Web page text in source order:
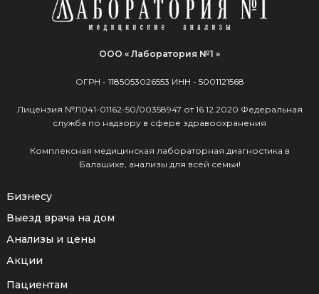
ООО « Лаборатория №1 »
ОГРН - 1185053026553 ИНН - 5001121568
Лицензия №Л041-01162-50/00358947 от 16.12.2020 Федеральная
служба по надзору в сфере здравоохранения
Комплексная медицинская лабораторная диагностика в
Балашихе, анализы для всей семьи!
Бизнесу
Выезд врача на дом
Анализы и цены
Акции
Пациентам